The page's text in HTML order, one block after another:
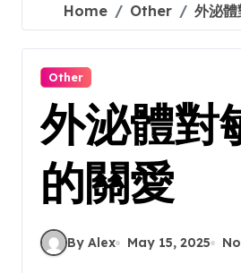
Home Other 外泌
Other
外泌體對
的關愛
By Alex May 15, 2025